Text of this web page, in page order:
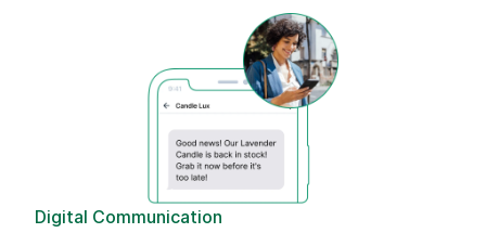
Digital Communication